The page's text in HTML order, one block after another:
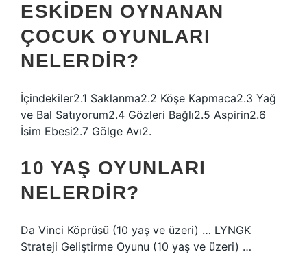
ESKIDEN OYNANAN
ÇOCUK OYUNLARI
NELERDIR?
İçindekiler2.1 Saklanma2.2 Köşe Kapmaca2.3 Yağ
ve Bal Satıyorum2.4 Gözleri Bağlı2.5 Aspirin2.6
İsim Ebesi2.7 Gölge Avı2.
10 YAŞ OYUNLARI
NELERDIR?
Da Vinci Köprüsü (10 yaş ve üzeri) … LYNGK
Strateji Geliştirme Oyunu (10 yaş ve üzeri) …